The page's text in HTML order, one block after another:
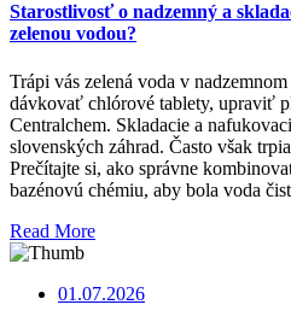
Starostlivosť o nadzemný a
zelenou vodou?
Trápi vás zelená voda v
dávkovať chlórové tablety, upraviť
Centralchem. Skladacie a
slovenských záhrad. Často však
Prečítajte si, ako správne
bazénovú chémiu, aby bola voda
Read More
01.07.2026